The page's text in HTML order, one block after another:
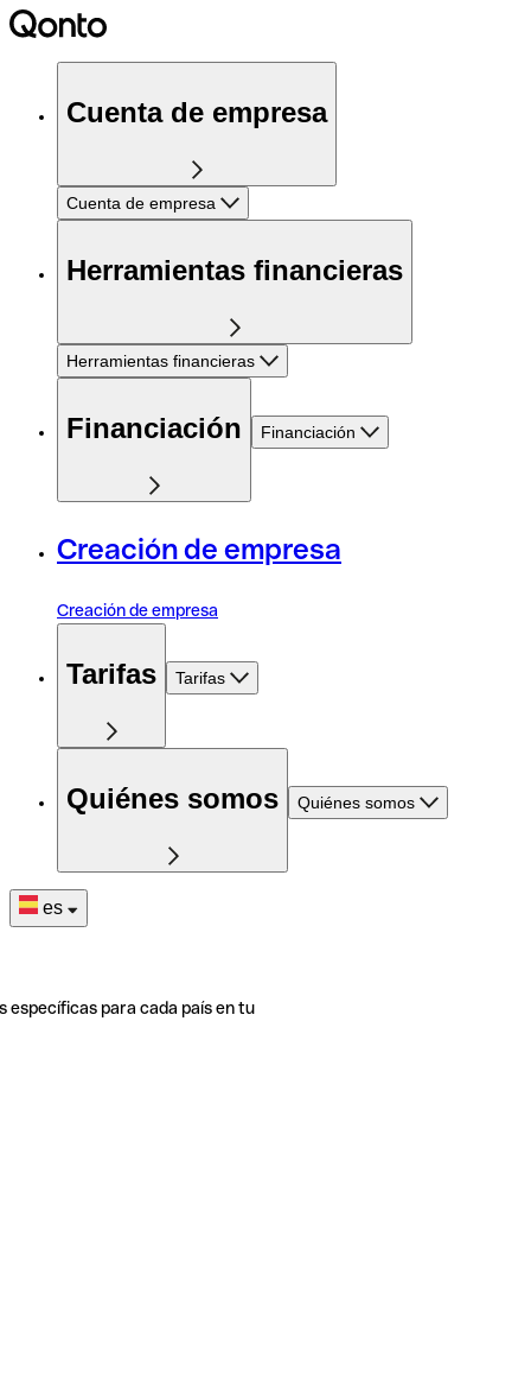
Cuenta de empresa
Cuenta de empresa
Herramientas financieras
Herramientas financieras
Financiación Financiación
Creación de empresa
Creación de empresa
Tarifas Tarifas
Quiénes somos Quiénes somos
es
específicas para cada país en tu